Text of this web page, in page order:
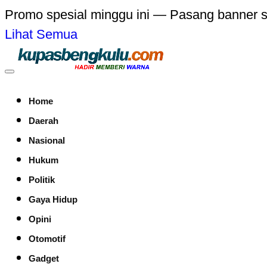
Promo spesial minggu ini — Pasang banner
Lihat Semua
Home
Daerah
Nasional
Hukum
Politik
Gaya Hidup
Opini
Otomotif
Gadget